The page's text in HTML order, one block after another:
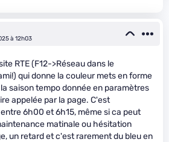
à 12h03
RTE (F12->Réseau dans le
qui donne la couleur mets en forme
saison tempo donnée en paramètres
appelée par la page. C'est
6h00 et 6h15, même si ca peut
matinale ou hésitation
un retard et c'est rarement du bleu en